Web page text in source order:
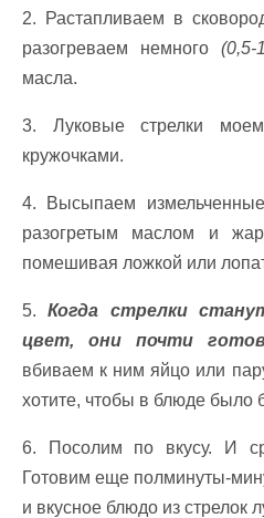
2. Растапливаем в
разогреваем немного
масла.
3. Луковые стрелки
кружочками.
4. Высыпаем
разогретым маслом и
помешивая ложкой или
5.Когда стрелки
цвет, они почти
вбиваем к ним яйцо или
хотите, чтобы в блюде было
6. Посолим по вкусу. И
Готовим еще полминуты-
и вкусное блюдо из стрелок